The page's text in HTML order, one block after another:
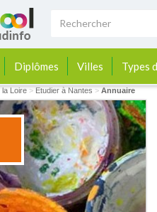
Diplômes Villes Types
la Loire > Etudier à Nantes > Annuaire